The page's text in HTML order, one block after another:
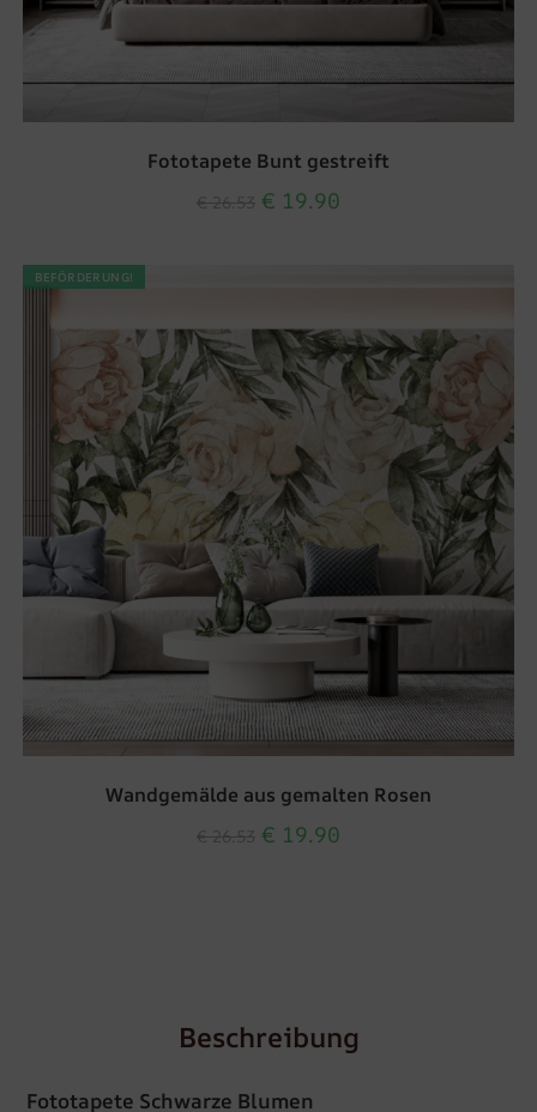
Fototapete Bunt gestreift
€ 19.90
BEFÖRDERUNG!
Wandgemälde aus gemalten Rosen
€ 19.90
Beschreibung
Fototapete Schwarze Blumen